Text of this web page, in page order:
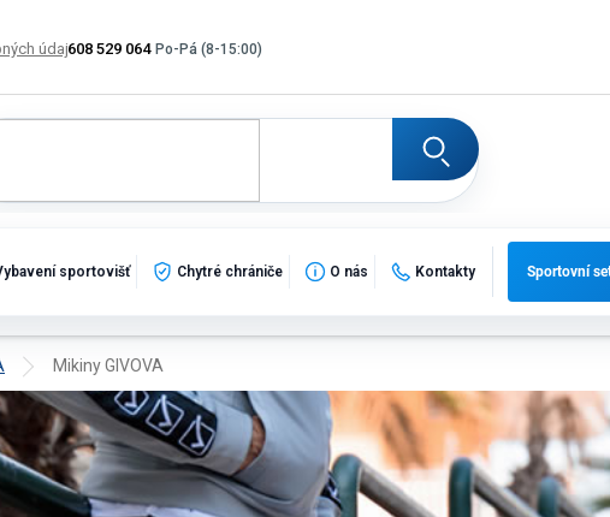
608 529 064
údajov Výmena, vrátenie a reklamácia tovaru
sportovišť Chytré chrániče O nás Kontakty Sportovní
Mikiny GIVOVA
mikiny pre kluby